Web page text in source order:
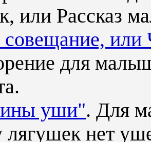
или Рассказ
или
для
уши". Для
лягушек нет